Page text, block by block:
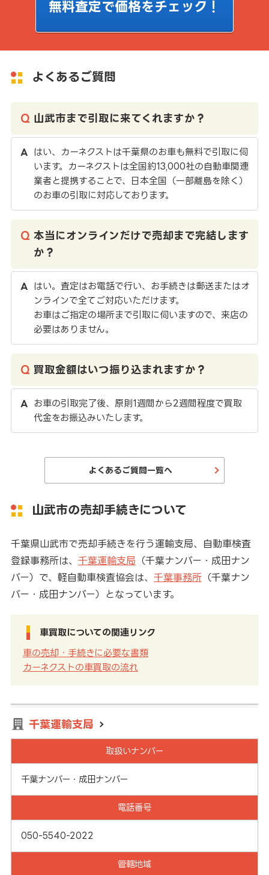
無料査定で価格をチェック！
よくあるご質問
山武市まで引取に来てくれますか？
はい、カーネクストは千葉県のお車も無料で引取に伺
います。カーネクストは全国約13,000社の自動車関連
業者と提携することで、日本全国（一部離島を除く）
のお車の引取に対応しております。
本当にオンラインだけで売却まで完結します
か？
はい。査定はお電話で行い、お手続きは郵送またはオ
ンラインで全てご対応いただけます。
お車はご指定の場所まで引取に伺いますので、来店の
必要はありません。
買取金額はいつ振り込まれますか？
お車の引取完了後、原則1週間から2週間程度で買取
代金をお振込みいたします。
よくあるご質問一覧へ
山武市の売却手続きについて
千葉県山武市で売却手続きを行う運輸支局、自動車検査
登録事務所は、 千葉運輸支局 （千葉ナンバー・成田ナン
バー）で、軽自動車検査協会は、 千葉事務所（千葉ナン
バー・成田ナンバー）となっています。
車買取についての関連リンク
車の売却・手続きに必要な書類
カーネクストの車買取の流れ
千葉運輸支局
取扱いナンバー
千葉ナンバー・成田ナンバー
電話番号
050-5540-2022
管轄地域